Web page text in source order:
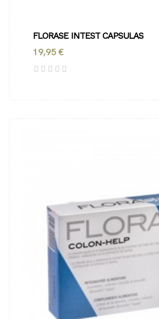
FLORASE INTEST CAPSULAS
19,95 €